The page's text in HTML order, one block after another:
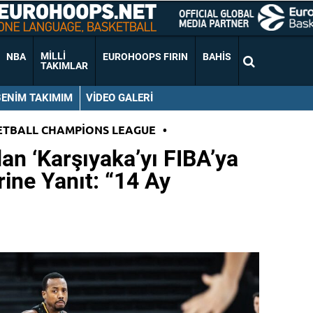
NBA
MILLI
TAKIMLAR
EUROHOOPS FIRIN BAHIS
TAKIMIM VIDEO GALERI
CHAMPIONS LEAGUE •
‘Karşıyaka’yı FIBA’ya
Yanıt: “14 Ay